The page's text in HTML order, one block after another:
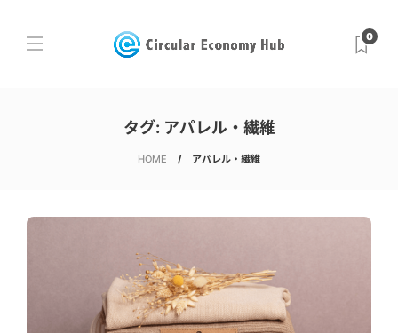
0
タグ: アパレル・繊維
HOME アパレル・繊維